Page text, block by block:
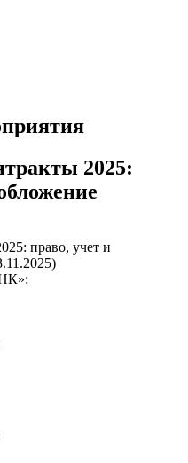
2025:
право, учет и